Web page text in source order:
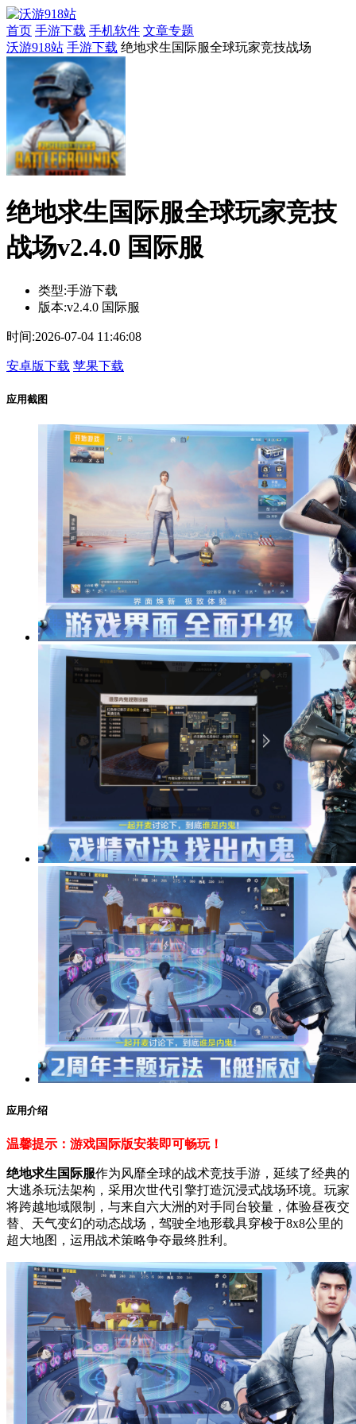
首页 手游下载 手机软件 文章专题
沃游918站 手游下载 绝地求生国际服全球玩家竞技战场
绝地求生国际服全球玩家竞技
战场v2.4.0 国际服
类型:手游下载
版本:v2.4.0 国际服
时间:2026-07-04 11:46:08
安卓版下载 苹果下载
应用截图
应用介绍
温馨提示：游戏国际版安装即可畅玩！
绝地求生国际服作为风靡全球的战术竞技手游，延续了经典的
大逃杀玩法架构，采用次世代引擎打造沉浸式战场环境。玩家
将跨越地域限制，与来自六大洲的对手同台较量，体验昼夜交
替、天气变幻的动态战场，驾驶全地形载具穿梭于8x8公里的
超大地图，运用战术策略争夺最终胜利。